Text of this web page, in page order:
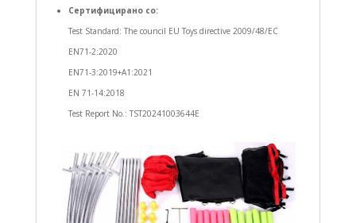
Сертифицирано со:
Test Standard: The council EU Toys directive 2009/48/EC
EN71-2:2020
EN71-3:2019+A1:2021
EN 71-14:2018
Test Report No.: TST20241003644E